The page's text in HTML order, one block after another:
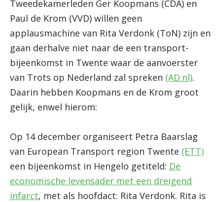
Tweedekamerleden Ger Koopmans (CDA) en
Paul de Krom (VVD) willen geen
applausmachine van Rita Verdonk (ToN) zijn en
gaan derhalve niet naar de een transport-
bijeenkomst in Twente waar de aanvoerster
van Trots op Nederland zal spreken (AD.nl).
Daarin hebben Koopmans en de Krom groot
gelijk, enwel hierom:
Op 14 december organiseert Petra Baarslag
van European Transport region Twente (ETT)
een bijeenkomst in Hengelo getiteld: De
economische levensader met een dreigend
infarct, met als hoofdact: Rita Verdonk. Rita is